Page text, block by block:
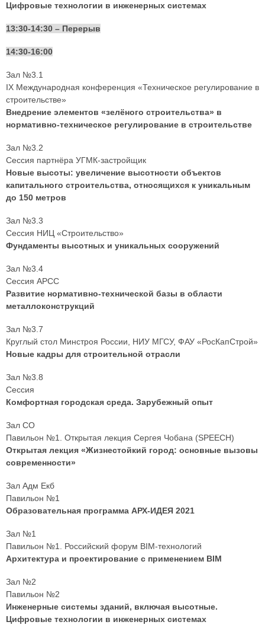
Цифровые технологии в инженерных системах
13:30-14:30 – Перерыв
14:30-16:00
Зал №3.1
IX Международная конференция «Техническое регулирование в
строительстве»
Внедрение элементов «зелёного строительства» в
нормативно-техническое регулирование в строительстве
Зал №3.2
Сессия партнёра УГМК-застройщик
Новые высоты: увеличение высотности объектов
капитального строительства, относящихся к уникальным
до 150 метров
Зал №3.3
Сессия НИЦ «Строительство»
Фундаменты высотных и уникальных сооружений
Зал №3.4
Сессия АРСС
Развитие нормативно-технической базы в области
металлоконструкций
Зал №3.7
Круглый стол Минстроя России, НИУ МГСУ, ФАУ «РосКапСтрой»
Новые кадры для строительной отрасли
Зал №3.8
Сессия
Комфортная городская среда. Зарубежный опыт
Зал СО
Павильон №1. Открытая лекция Сергея Чобана (SPEECH)
Открытая лекция «Жизнестойкий город: основные вызовы
современности»
Зал Адм Екб
Павильон №1
Образовательная программа АРХ-ИДЕЯ 2021
Зал №1
Павильон №1. Российский форум BIM-технологий
Архитектура и проектирование с применением BIM
Зал №2
Павильон №2
Инженерные системы зданий, включая высотные.
Цифровые технологии в инженерных системах